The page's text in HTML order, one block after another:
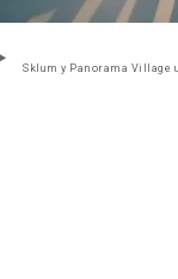
Sklum y Panorama Village